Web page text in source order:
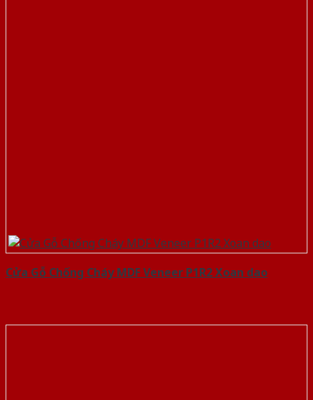
Cửa Gỗ Chống Cháy MDF Veneer P1R2 Xoan dao